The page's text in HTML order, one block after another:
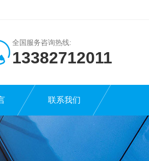
全国服务咨询热线:
13382712011
联系我们